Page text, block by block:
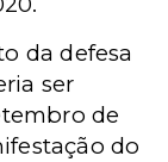
da defesa
ser
de
do